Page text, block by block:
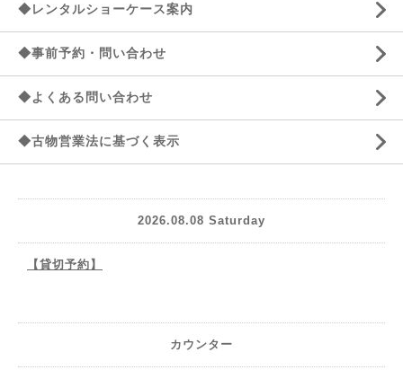
◆レンタルショーケース案内
◆事前予約・問い合わせ
◆よくある問い合わせ
◆古物営業法に基づく表示
2026.08.08 Saturday
【貸切予約】
カウンター